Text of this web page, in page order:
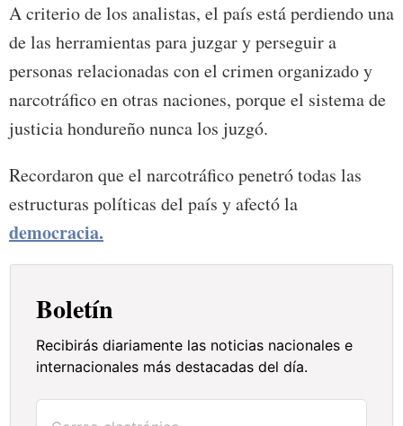
A criterio de los analistas, el país está perdiendo una
de las herramientas para juzgar y perseguir a
personas relacionadas con el crimen organizado y
narcotráfico en otras naciones, porque el sistema de
justicia hondureño nunca los juzgó.
Recordaron que el narcotráfico penetró todas las
estructuras políticas del país y afectó la
democracia.
Boletín
Recibirás diariamente las noticias nacionales e
internacionales más destacadas del día.